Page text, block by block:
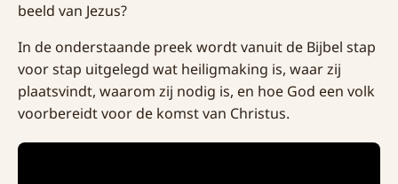
beeld van Jezus?
In de onderstaande preek wordt vanuit de Bijbel stap
voor stap uitgelegd wat heiligmaking is, waar zij
plaatsvindt, waarom zij nodig is, en hoe God een volk
voorbereidt voor de komst van Christus.